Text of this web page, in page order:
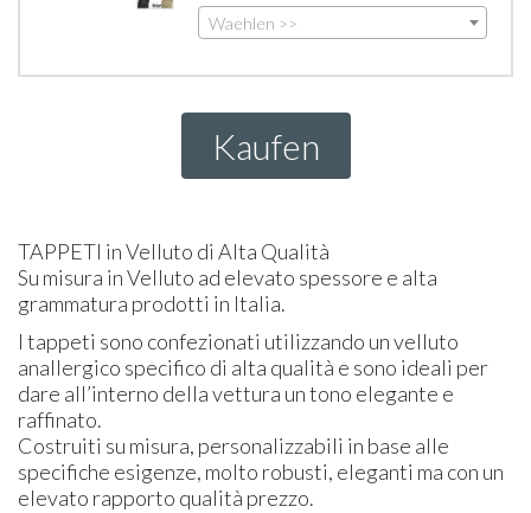
Waehlen >>
Kaufen
TAPPETI in Velluto di Alta Qualità
Su misura in Velluto ad elevato spessore e alta
grammatura prodotti in Italia.
I tappeti sono confezionati utilizzando un velluto
anallergico specifico di alta qualità e sono ideali per
dare all’interno della vettura un tono elegante e
raffinato.
Costruiti su misura, personalizzabili in base alle
specifiche esigenze, molto robusti, eleganti ma con un
elevato rapporto qualità prezzo.